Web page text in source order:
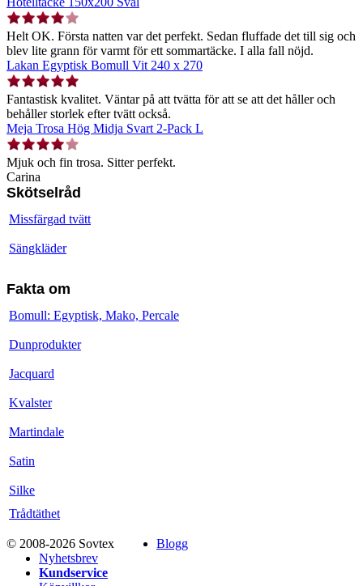
Helt OK. Första natten var det perfekt. Sedan fluffade det till sig och
blev lite grann för varmt för ett sommartäcke. I alla fall nöjd.
Lakan Egyptisk Bomull Vit 240 x 270
Fantastisk kvalitet. Väntar på att tvätta för att se att det håller och
behåller storlek efter tvätt också.
Meja Trosa Hög Midja Svart 2-Pack L
Mjuk och fin trosa. Sitter perfekt.
Carina
Skötselråd
Missfärgad tvätt
Sängkläder
Fakta om
Bomull: Egyptisk, Mako, Percale
Dunprodukter
Jacquard
Kvalster
Martindale
Satin
Silke
Trådtäthet
© 2008-2026 Sovtex
Blogg
Nyhetsbrev
Kundservice